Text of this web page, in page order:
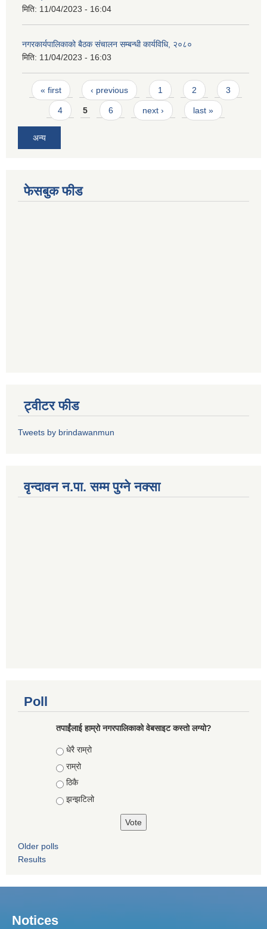
मिति: 11/04/2023 - 16:04
नगरकार्यपालिकाको बैठक संचालन सम्बन्धी कार्यविधि, २०८०
मिति: 11/04/2023 - 16:03
Pages
« first ‹ previous 1 2 3
4 5 6 next › last »
अन्य
फेसबुक फीड
ट्वीटर फीड
Tweets by brindawanmun
वृन्दावन न.पा. सम्म पुग्ने नक्सा
Poll
तपाईंलाई हाम्रो नगरपालिकाको वेबसाइट कस्तो लग्यो?
Choices
धेरै राम्रो
राम्रो
ठिकै
झन्झटिलो
Older polls
Results
Notices